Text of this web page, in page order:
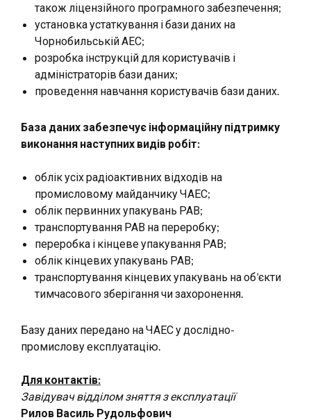
також ліцензійного програмного забезпечення;
установка устаткування і бази даних на
Чорнобильській АЕС;
розробка інструкцій для користувачів і
адміністраторів бази даних;
проведення навчання користувачів бази даних.
База даних забезпечує інформаційну підтримку
виконання наступних видів робіт:
облік усіх радіоактивних відходів на
промисловому майданчику ЧАЕС;
облік первинних упакувань РАВ;
транспортування РАВ на переробку;
переробка і кінцеве упакування РАВ;
облік кінцевих упакувань РАВ;
транспортування кінцевих упакувань на об’єкти
тимчасового зберігання чи захоронення.
Базу даних передано на ЧАЕС у дослідно-
промислову експлуатацію.
Для контактів:
Завідувач відділом зняття з експлуатації
Рилов Василь Рудольфович